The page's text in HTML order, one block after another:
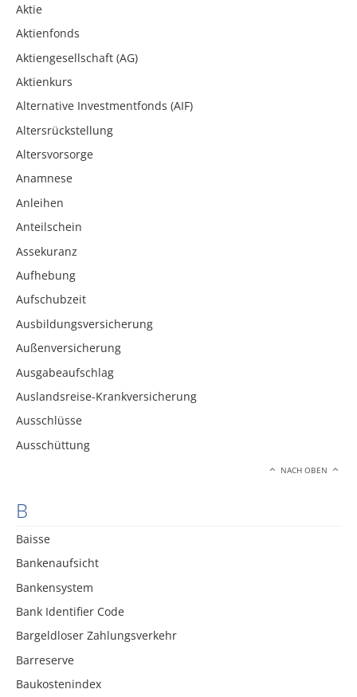
Aktie
Aktienfonds
Aktiengesellschaft (AG)
Aktienkurs
Alternative Investmentfonds (AIF)
Altersrückstellung
Altersvorsorge
Anamnese
Anleihen
Anteilschein
Assekuranz
Aufhebung
Aufschubzeit
Ausbildungsversicherung
Außenversicherung
Ausgabeaufschlag
Auslandsreise-Krankversicherung
Ausschlüsse
Ausschüttung
NACH OBEN
B
Baisse
Bankenaufsicht
Bankensystem
Bank Identifier Code
Bargeldloser Zahlungsverkehr
Barreserve
Baukostenindex